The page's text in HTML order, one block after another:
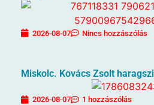
2026-08-07 Nincs hozzászólás
Miskolc. Kovács Zsolt
2026-08-07 1 hozzászólás